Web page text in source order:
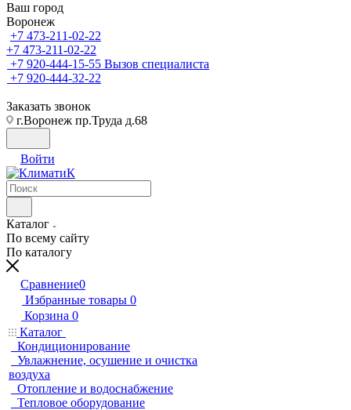
Ваш город
Воронеж
+7 473-211-02-22
+7 473-211-02-22
+7 920-444-15-55 Вызов специалиста
+7 920-444-32-22
Заказать звонок
г.Воронеж пр.Труда д.68
Войти
Каталог
По всему сайту
По каталогу
Сравнение0
Избранные товары 0
Корзина 0
Каталог
Кондиционирование
Увлажнение, осушение и очистка
воздуха
Отопление и водоснабжение
Тепловое оборудование